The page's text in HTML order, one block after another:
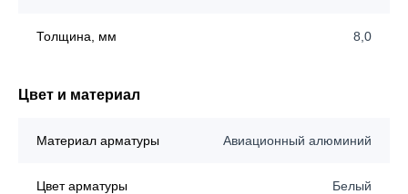
Толщина, мм 8,0
Цвет и материал
Материал арматуры Авиационный алюминий
Цвет арматуры Белый